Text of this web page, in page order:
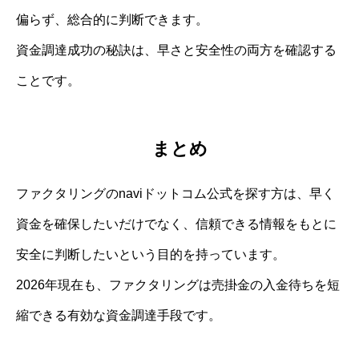
偏らず、総合的に判断できます。
資金調達成功の秘訣は、早さと安全性の両方を確認する
ことです。
まとめ
ファクタリングのnaviドットコム公式を探す方は、早く
資金を確保したいだけでなく、信頼できる情報をもとに
安全に判断したいという目的を持っています。
2026年現在も、ファクタリングは売掛金の入金待ちを短
縮できる有効な資金調達手段です。